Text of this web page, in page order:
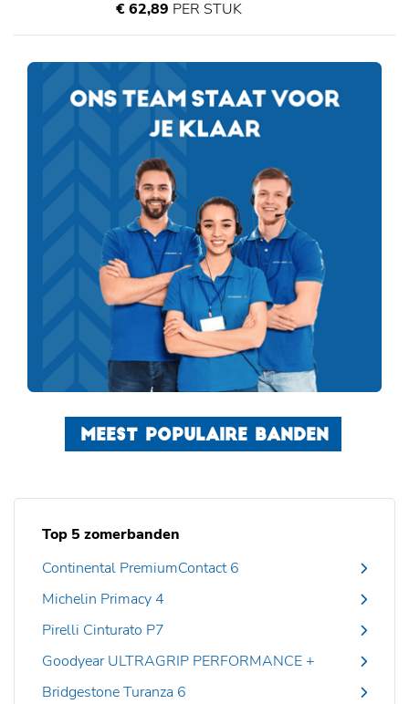
€ 62,89 PER STUK
MEEST POPULAIRE BANDEN
Top 5 zomerbanden
Continental PremiumContact 6
Michelin Primacy 4
Pirelli Cinturato P7
Goodyear ULTRAGRIP PERFORMANCE +
Bridgestone Turanza 6